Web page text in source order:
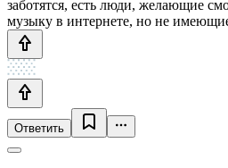
заботятся, есть люди, желающие
музыку в интернете, но не
Ответить